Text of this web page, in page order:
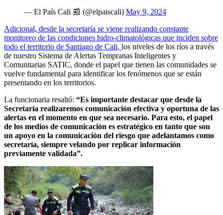
— El País Cali 📰 (@elpaiscali) May 9, 2024
Adicional, desde la secretaría se viene realizando constante
monitoreo de las condiciones hidro-climatológicas que inciden sobre
todo el territorio de Santiago de Cali, los niveles de los ríos a través
de nuestro Sistema de Alertas Tempranas Inteligentes y
Comunitarias SATIC, donde el papel que tienen las comunidades se
vuelve fundamental para identificar los fenómenos que se están
presentando en los territorios.
La funcionaria resaltó: “Es importante destacar que desde la
Secretaría realizaremos comunicación efectiva y oportuna de las
alertas en el momento en que sea necesario. Para esto, el papel
de los medios de comunicación es estratégico en tanto que son
un apoyo en la comunicación del riesgo que adelantamos como
secretaría, siempre velando por replicar información
previamente validada”.